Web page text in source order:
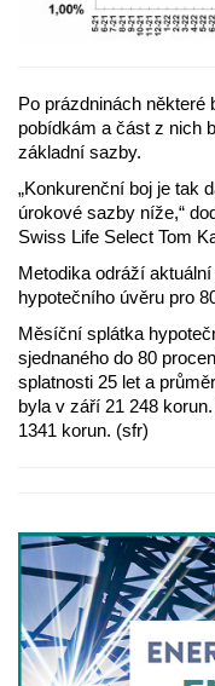
Po prázdninách některé
pobídkám a část z nich
základní sazby.
„Konkurenční boj je tak
úrokové sazby níže,“
Swiss Life Select Tom
Metodika odráží
hypotečního úvěru pro
Měsíční splátka
sjednaného do 80
splatnosti 25 let a
byla v září 21 248
1341 korun. (sfr)